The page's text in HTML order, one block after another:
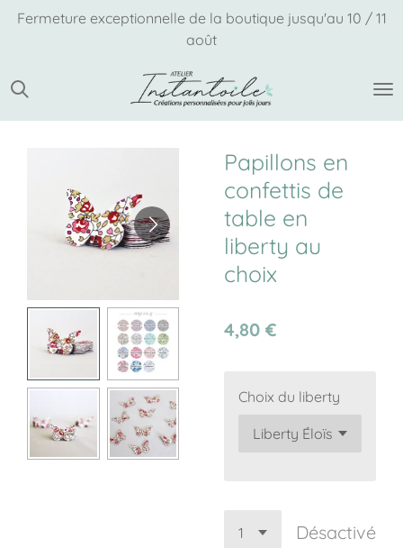
Passer
principal
Fermeture exceptionnelle de la boutique jusqu'au 10 / 11
août
Papillons en
confettis de
table en
liberty au
choix
4,80 €
Choix du liberty
Désactivé